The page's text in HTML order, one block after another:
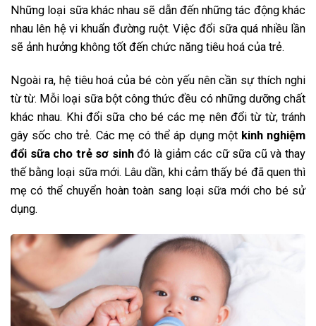
Những loại sữa khác nhau sẽ dẫn đến những tác động khác
nhau lên hệ vi khuẩn đường ruột. Việc đổi sữa quá nhiều lần
sẽ ảnh hưởng không tốt đến chức năng tiêu hoá của trẻ.
Ngoài ra, hệ tiêu hoá của bé còn yếu nên cần sự thích nghi
từ từ. Mỗi loại sữa bột công thức đều có những dưỡng chất
khác nhau. Khi đổi sữa cho bé các mẹ nên đổi từ từ, tránh
gây sốc cho trẻ. Các mẹ có thể áp dụng mộtkinh nghiệm
đổi sữa cho trẻ sơ sinhđó là giảm các cữ sữa cũ và thay
thế bằng loại sữa mới. Lâu dần, khi cảm thấy bé đã quen thì
mẹ có thể chuyển hoàn toàn sang loại sữa mới cho bé sử
dụng.